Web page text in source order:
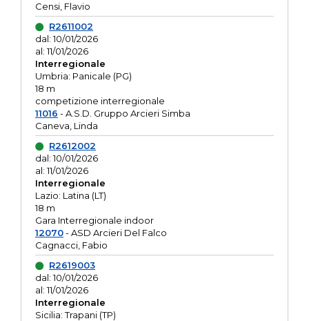
Censi, Flavio
R2611002
dal: 10/01/2026
al: 11/01/2026
Interregionale
Umbria: Panicale (PG)
18 m
competizione interregionale
11016 - A.S.D. Gruppo Arcieri Simba
Caneva, Linda
R2612002
dal: 10/01/2026
al: 11/01/2026
Interregionale
Lazio: Latina (LT)
18 m
Gara Interregionale indoor
12070- ASD Arcieri Del Falco
Cagnacci, Fabio
R2619003
dal: 10/01/2026
al: 11/01/2026
Interregionale
Sicilia: Trapani (TP)